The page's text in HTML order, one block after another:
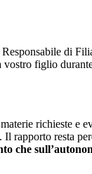
di
vostro figlio
richieste e
rapporto resta
che